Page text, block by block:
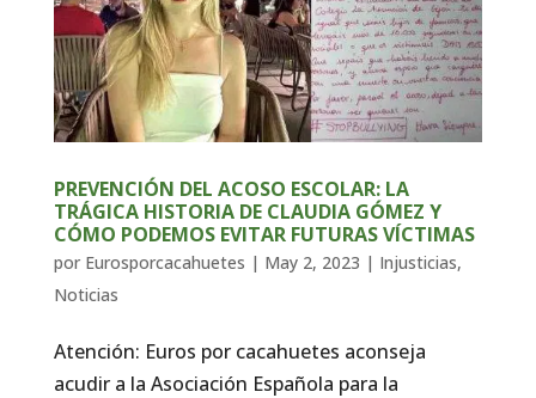
PREVENCIÓN DEL ACOSO ESCOLAR: LA
TRÁGICA HISTORIA DE CLAUDIA GÓMEZ Y
CÓMO PODEMOS EVITAR FUTURAS VÍCTIMAS
por Eurosporcacahuetes | May 2, 2023 | Injusticias,
Noticias
Atención: Euros por cacahuetes aconseja
acudir a la Asociación Española para la